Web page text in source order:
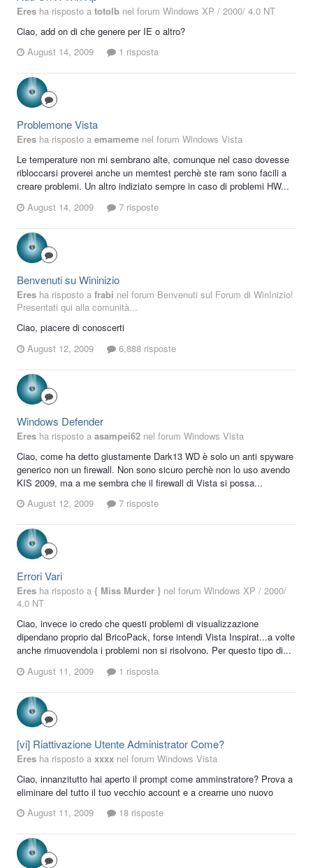
Eres ha risposto a totolb nel forum Windows XP / 2000/ 4.0 NT
Ciao, add on di che genere per IE o altro?
August 14, 2009
1 risposta
Problemone Vista
Eres ha risposto a emameme nel forum Windows Vista
Le temperature non mi sembrano alte, comunque nel caso dovesse
ribloccarsi proverei anche un memtest perchè ste ram sono facili a
creare problemi. Un altro indiziato sempre in caso di problemi HW...
August 14, 2009
7 risposte
Benvenuti su Wininizio
Eres ha risposto a frabi nel forum Benvenuti sul Forum di WinInizio!
Presentati qui alla comunità...
Ciao, piacere di conoscerti
August 12, 2009
6,888 risposte
Windows Defender
Eres ha risposto a asampei62 nel forum Windows Vista
Ciao, come ha detto giustamente Dark13 WD è solo un anti spyware
generico non un firewall. Non sono sicuro perchè non lo uso avendo
KIS 2009, ma a me sembra che il firewall di Vista si possa...
August 12, 2009
7 risposte
Errori Vari
Eres ha risposto a { Miss Murder } nel forum Windows XP / 2000/
4.0 NT
Ciao, invece io credo che questi problemi di visualizzazione
dipendano proprio dal BricoPack, forse intendi Vista Inspirat...a volte
anche rimuovendola i problemi non si risolvono. Per questo tipo di...
August 11, 2009
1 risposta
[vi] Riattivazione Utente Administrator Come?
Eres ha risposto a xxxx nel forum Windows Vista
Ciao, innanzitutto hai aperto il prompt come amminstratore? Prova a
eliminare del tutto il tuo vecchio account e a crearne uno nuovo
August 11, 2009
18 risposte